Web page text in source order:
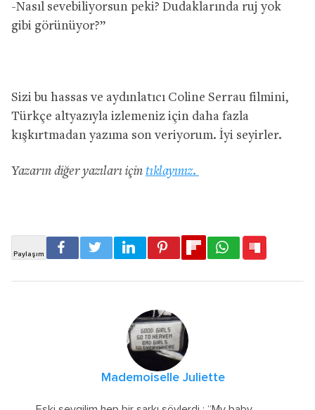
-Nasıl sevebiliyorsun peki? Dudaklarında ruj yok
gibi görünüyor?”
Sizi bu hassas ve aydınlatıcı Coline Serrau filmini,
Türkçe altyazıyla izlemeniz için daha fazla
kışkırtmadan yazıma son veriyorum. İyi seyirler.
Yazarın diğer yazıları için tıklayınız.
Mademoiselle Juliette